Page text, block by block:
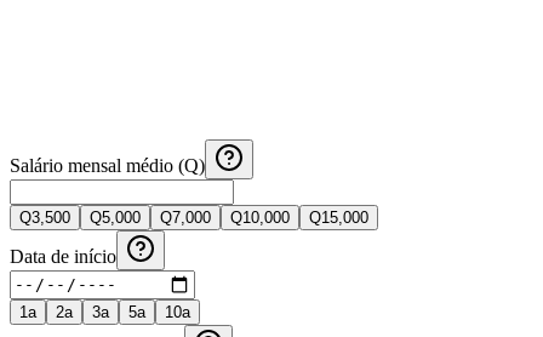
Salário mensal médio (Q)
Q3,500 Q5,000 Q7,000 Q10,000 Q15,000
Data de início
1 a 2a 3a 5a 10a